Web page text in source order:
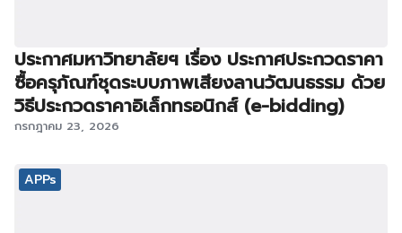
ประกาศมหาวิทยาลัยฯ เรื่อง ประกาศประกวดราคา
ซื้อครุภัณฑ์ชุดระบบภาพเสียงลานวัฒนธรรม ด้วย
วิธีประกวดราคาอิเล็กทรอนิกส์ (e-bidding)
กรกฎาคม 23, 2026
APPs